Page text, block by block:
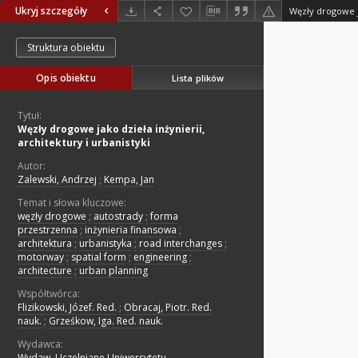
Ukryj szczegóły
Struktura obiektu
Opis obiektu Lista plików
Tytuł:
Węzły drogowe jako dzieła inżynierii,
architektury i urbanistyki
Autor:
Zalewski, Andrzej ; Kempa, Jan
Temat i słowa kluczowe:
węzły drogowe ; autostrady ; forma
przestrzenna ; inżynieria finansowa ;
architektura ; urbanistyka ; road interchanges ;
motorway ; spatial form ; engineering ;
architecture ; urban planning
Współtwórca:
Flizikowski, Józef. Red. ; Obracaj, Piotr. Red.
nauk. ; Grześkow, Iga. Red. nauk.
Wydawca: